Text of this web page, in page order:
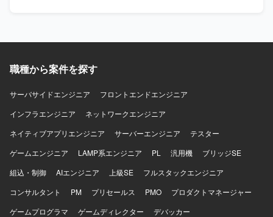
わることで、インフラエンジニアとしてのスキルを高めて
Linux、Hyper-V、AD、Zabbix、バックアップ&レプリケー
ションツール（Veeamなど）を利用したインフラ環境で
す。
職種から案件を探す
サーバサイドエンジニア
フロントエンドエンジニア
インフラエンジニア
ネットワークエンジニア
ネイティブアプリエンジニア
サーバーエンジニア
テスター
ゲームエンジニア
LAMP系エンジニア PL 汎用機
ブリッジSE
組込・制御
AIエンジニア 上級SE
フルスタックエンジニア
コンサルタント
PM プリセールス PMO
プロダクトマネージャー
ゲームプログラマ
ゲームディレクター
デバッカー